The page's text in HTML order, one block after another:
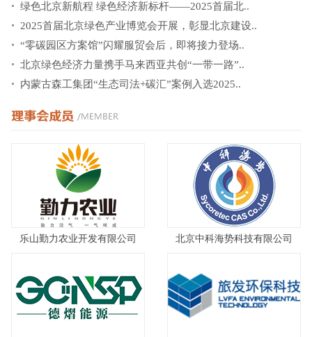
绿色北京新航程 绿色经济新标杆——2025首届北..
2025首届北京绿色产业博览会开展，彰显北京建设..
“零碳园区方案馆”闪耀服贸会后，即将接力登场..
北京绿色经济力量携手马来西亚共创“一带一路”..
内蒙古森工集团“生态司法+碳汇”案例入选2025..
乐山勤力农业开发有限公司 北京中科海势科技有限公司